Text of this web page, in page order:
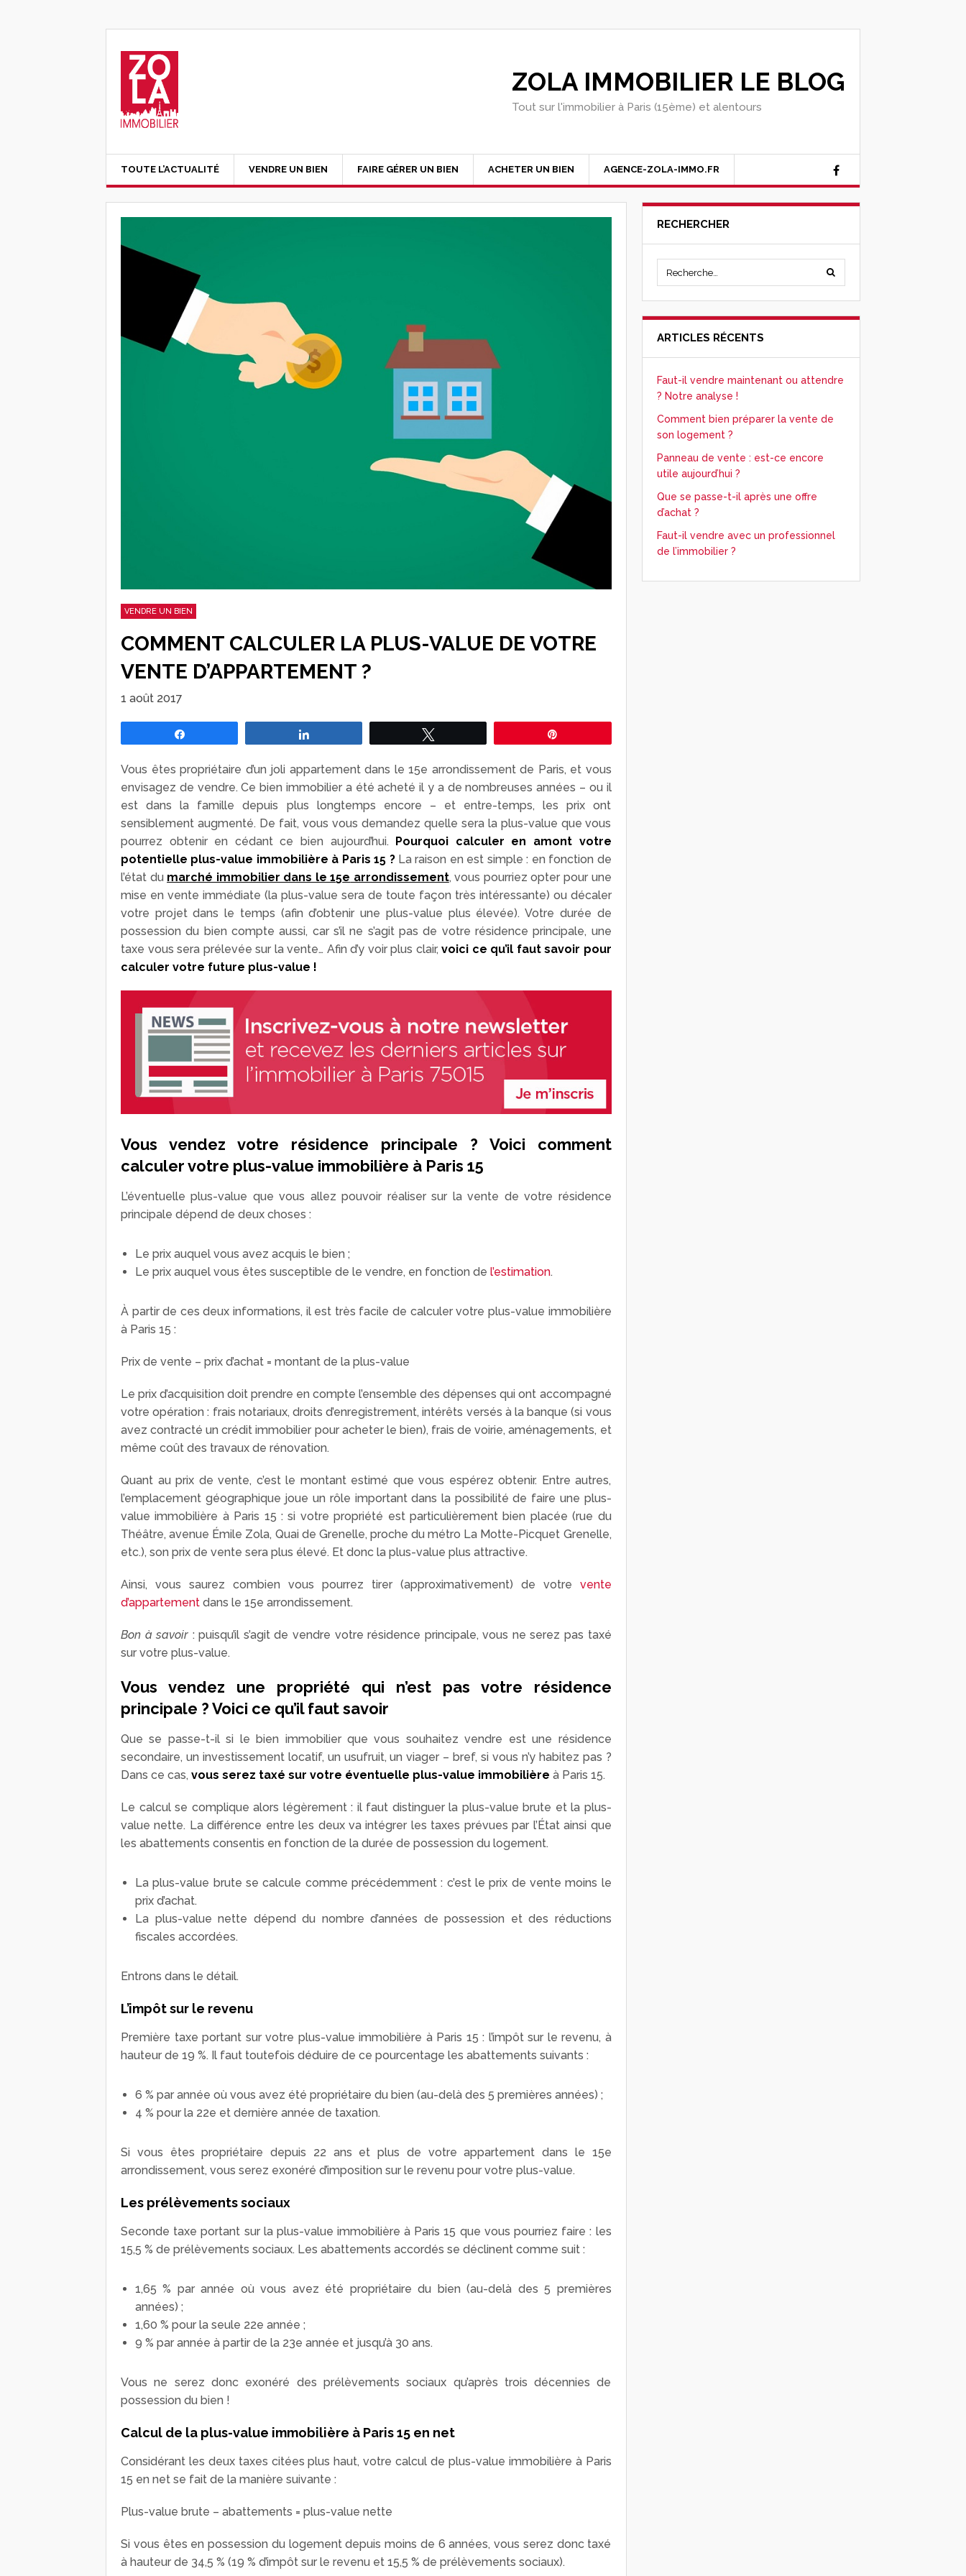
ZOLA IMMOBILIER LE BLOG
Tout sur l'immobilier à Paris (15ème) et alentours
TOUTE L’ACTUALITÉ VENDRE UN BIEN FAIRE GÉRER UN BIEN ACHETER UN BIEN AGENCE-ZOLA-IMMO.FR
VENDRE UN BIEN
COMMENT CALCULER LA PLUS-VALUE DE VOTRE
VENTE D’APPARTEMENT ?
1 août 2017
Vous êtes propriétaire d’un joli appartement dans le 15e arrondissement de Paris, et vous
envisagez de vendre. Ce bien immobilier a été acheté il y a de nombreuses années – ou il
est dans la famille depuis plus longtemps encore – et entre-temps, les prix ont
sensiblement augmenté. De fait, vous vous demandez quelle sera la plus-value que vous
pourrez obtenir en cédant ce bien aujourd’hui. Pourquoi calculer en amont votre
potentielle plus-value immobilière à Paris 15 ?La raison en est simple : en fonction de
l’état du marché immobilier dans le 15e arrondissement, vous pourriez opter pour une
mise en vente immédiate (la plus-value sera de toute façon très intéressante) ou décaler
votre projet dans le temps (afin d’obtenir une plus-value plus élevée). Votre durée de
possession du bien compte aussi, car s’il ne s’agit pas de votre résidence principale, une
taxe vous sera prélevée sur la vente… Afin d’y voir plus clair, voici ce qu’il faut savoir pour
calculer votre future plus-value !
Vous vendez votre résidence principale ? Voici comment
calculer votre plus-value immobilière à Paris 15
L’éventuelle plus-value que vous allez pouvoir réaliser sur la vente de votre résidence
principale dépend de deux choses :
Le prix auquel vous avez acquis le bien ;
Le prix auquel vous êtes susceptible de le vendre, en fonction de l’estimation.
À partir de ces deux informations, il est très facile de calculer votre plus-value immobilière
à Paris 15 :
Prix de vente – prix d’achat = montant de la plus-value
Le prix d’acquisition doit prendre en compte l’ensemble des dépenses qui ont accompagné
votre opération : frais notariaux, droits d’enregistrement, intérêts versés à la banque (si vous
avez contracté un crédit immobilier pour acheter le bien), frais de voirie, aménagements, et
même coût des travaux de rénovation.
Quant au prix de vente, c’est le montant estimé que vous espérez obtenir. Entre autres,
l’emplacement géographique joue un rôle important dans la possibilité de faire une plus-
value immobilière à Paris 15 : si votre propriété est particulièrement bien placée (rue du
Théâtre, avenue Émile Zola, Quai de Grenelle, proche du métro La Motte-Picquet Grenelle,
etc.), son prix de vente sera plus élevé. Et donc la plus-value plus attractive.
Ainsi, vous saurez combien vous pourrez tirer (approximativement) de votre vente
d’appartement dans le 15e arrondissement.
Bon à savoir : puisqu’il s’agit de vendre votre résidence principale, vous ne serez pas taxé
sur votre plus-value.
Vous vendez une propriété qui n’est pas votre résidence
principale ? Voici ce qu’il faut savoir
Que se passe-t-il si le bien immobilier que vous souhaitez vendre est une résidence
secondaire, un investissement locatif, un usufruit, un viager – bref, si vous n’y habitez pas ?
Dans ce cas, vous serez taxé sur votre éventuelle plus-value immobilière à Paris 15.
Le calcul se complique alors légèrement : il faut distinguer la plus-value brute et la plus-
value nette. La différence entre les deux va intégrer les taxes prévues par l’État ainsi que
les abattements consentis en fonction de la durée de possession du logement.
La plus-value brute se calcule comme précédemment : c’est le prix de vente moins le
prix d’achat.
La plus-value nette dépend du nombre d’années de possession et des réductions
fiscales accordées.
Entrons dans le détail.
L’impôt sur le revenu
Première taxe portant sur votre plus-value immobilière à Paris 15 : l’impôt sur le revenu, à
hauteur de 19 %. Il faut toutefois déduire de ce pourcentage les abattements suivants :
6 % par année où vous avez été propriétaire du bien (au-delà des 5 premières années) ;
4 % pour la 22e et dernière année de taxation.
Si vous êtes propriétaire depuis 22 ans et plus de votre appartement dans le 15e
arrondissement, vous serez exonéré d’imposition sur le revenu pour votre plus-value.
Les prélèvements sociaux
Seconde taxe portant sur la plus-value immobilière à Paris 15 que vous pourriez faire : les
15,5 % de prélèvements sociaux. Les abattements accordés se déclinent comme suit :
1,65 % par année où vous avez été propriétaire du bien (au-delà des 5 premières
années) ;
1,60 % pour la seule 22e année ;
9 % par année à partir de la 23e année et jusqu’à 30 ans.
Vous ne serez donc exonéré des prélèvements sociaux qu’après trois décennies de
possession du bien !
Calcul de la plus-value immobilière à Paris 15 en net
Considérant les deux taxes citées plus haut, votre calcul de plus-value immobilière à Paris
15 en net se fait de la manière suivante :
Plus-value brute – abattements = plus-value nette
Si vous êtes en possession du logement depuis moins de 6 années, vous serez donc taxé
à hauteur de 34,5 % (19 % d’impôt sur le revenu et 15,5 % de prélèvements sociaux).
RECHERCHER
ARTICLES RÉCENTS
Faut-il vendre maintenant ou attendre
? Notre analyse !
Comment bien préparer la vente de
son logement ?
Panneau de vente : est-ce encore
utile aujourd’hui ?
Que se passe-t-il après une offre
d’achat ?
Faut-il vendre avec un professionnel
de l’immobilier ?